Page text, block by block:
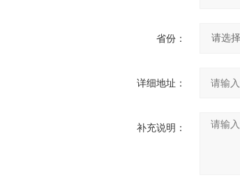
省份：
详细地址：
补充说明：